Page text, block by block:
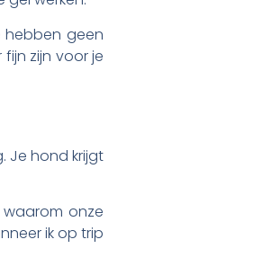
hebben geen
zijn voor je
Je hond krijgt
onze
ik op trip